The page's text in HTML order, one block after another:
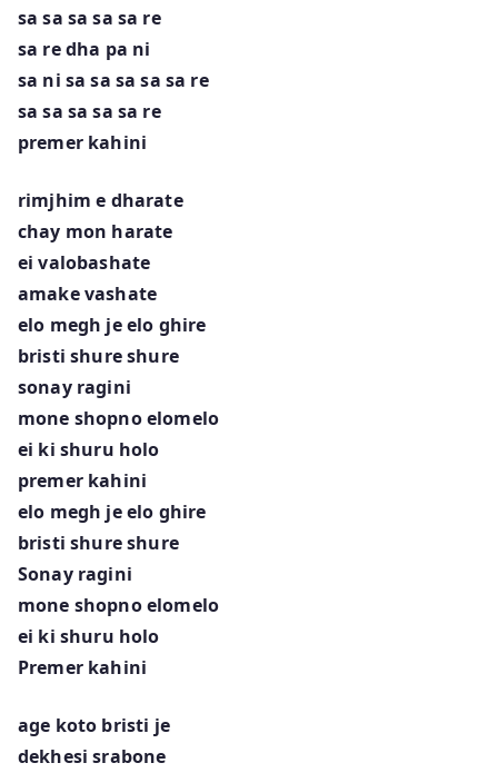
sa sa sa sa sa re
sa re dha pa ni
sa ni sa sa sa sa sa re
sa sa sa sa sa re
premer kahini
rimjhim e dharate
chay mon harate
ei valobashate
amake vashate
elo megh je elo ghire
bristi shure shure
sonay ragini
mone shopno elomelo
ei ki shuru holo
premer kahini
elo megh je elo ghire
bristi shure shure
Sonay ragini
mone shopno elomelo
ei ki shuru holo
Premer kahini
age koto bristi je
dekhesi srabone